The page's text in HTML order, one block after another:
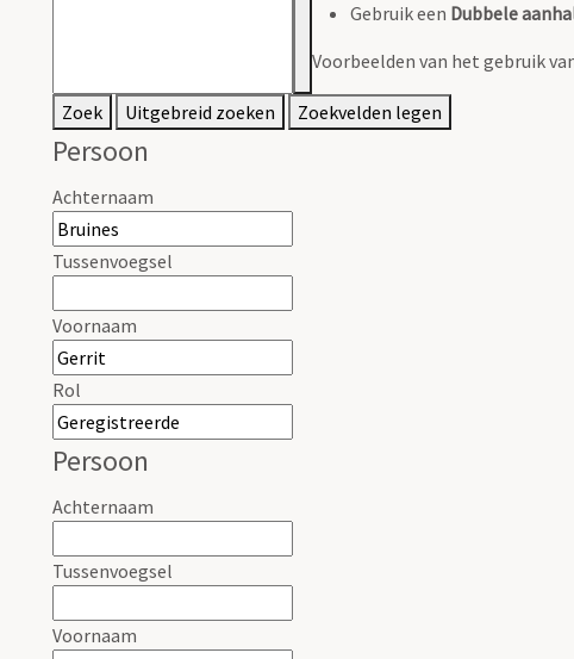
Gebruik een Dubbele
Voorbeelden van het gebruik
Zoek Uitgebreid zoeken Zoekvelden legen
Persoon
Achternaam
Tussenvoegsel
Voornaam
Rol
Persoon
Achternaam
Tussenvoegsel
Voornaam